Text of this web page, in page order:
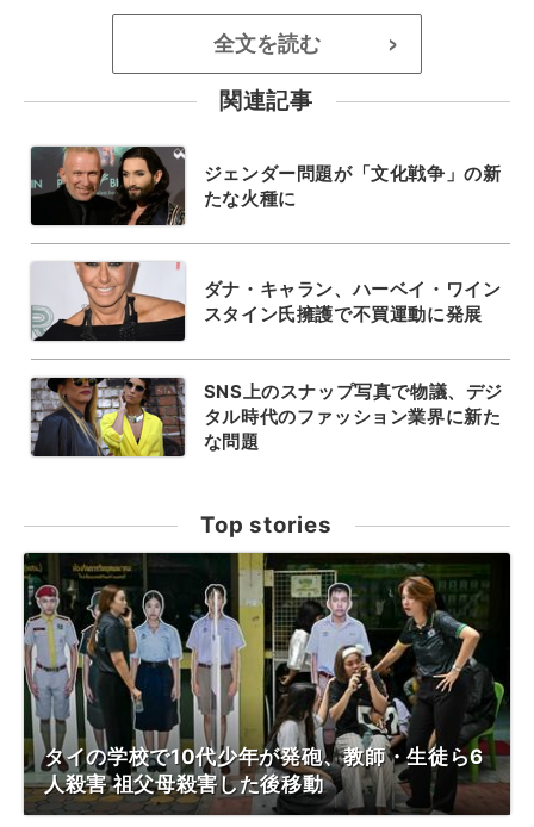
全文を読む >
関連記事
ジェンダー問題が「文化戦争」の新
たな火種に
ダナ・キャラン、ハーベイ・ワイン
スタイン氏擁護で不買運動に発展
SNS上のスナップ写真で物議、デジ
タル時代のファッション業界に新た
な問題
Top stories
タイの学校で10代少年が発砲、教師・生徒ら6
人殺害 祖父母殺害した後移動